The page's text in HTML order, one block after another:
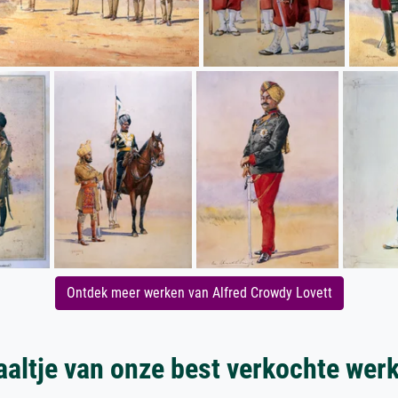
Ontdek meer werken van Alfred Crowdy Lovett
van onze best verkochte